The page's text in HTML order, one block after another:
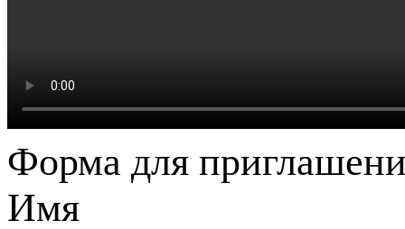
Форма для
Имя